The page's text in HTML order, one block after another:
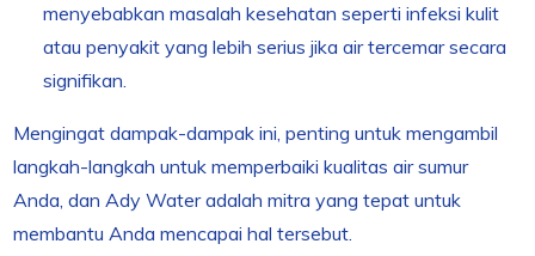
menyebabkan masalah kesehatan seperti infeksi kulit
atau penyakit yang lebih serius jika air tercemar secara
signifikan.
Mengingat dampak-dampak ini, penting untuk mengambil
langkah-langkah untuk memperbaiki kualitas air sumur
Anda, dan Ady Water adalah mitra yang tepat untuk
membantu Anda mencapai hal tersebut.